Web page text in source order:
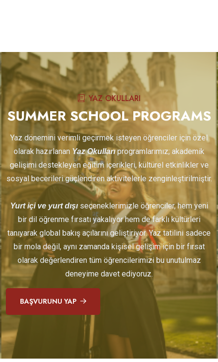
YAZ OKULLARI
SUMMER SCHOOL PROGRAMS
Yaz dönemini verimli geçirmek isteyen öğrenciler için özel
olarak hazırlanan Yaz Okullarıprogramlarımız; akademik
gelişimi destekleyen eğitim içerikleri, kültürel etkinlikler ve
sosyal becerileri güçlendiren aktivitelerle zenginleştirilmiştir.
Yurt içi ve yurt dışı seçeneklerimizle öğrenciler, hem yeni
bir dil öğrenme fırsatı yakalıyor hem de farklı kültürleri
tanıyarak global bakış açılarını geliştiriyor. Yaz tatilini sadece
bir mola değil, aynı zamanda kişisel gelişim için bir fırsat
olarak değerlendiren tüm öğrencilerimizi bu unutulmaz
deneyime davet ediyoruz.
BAŞVURUNU YAP